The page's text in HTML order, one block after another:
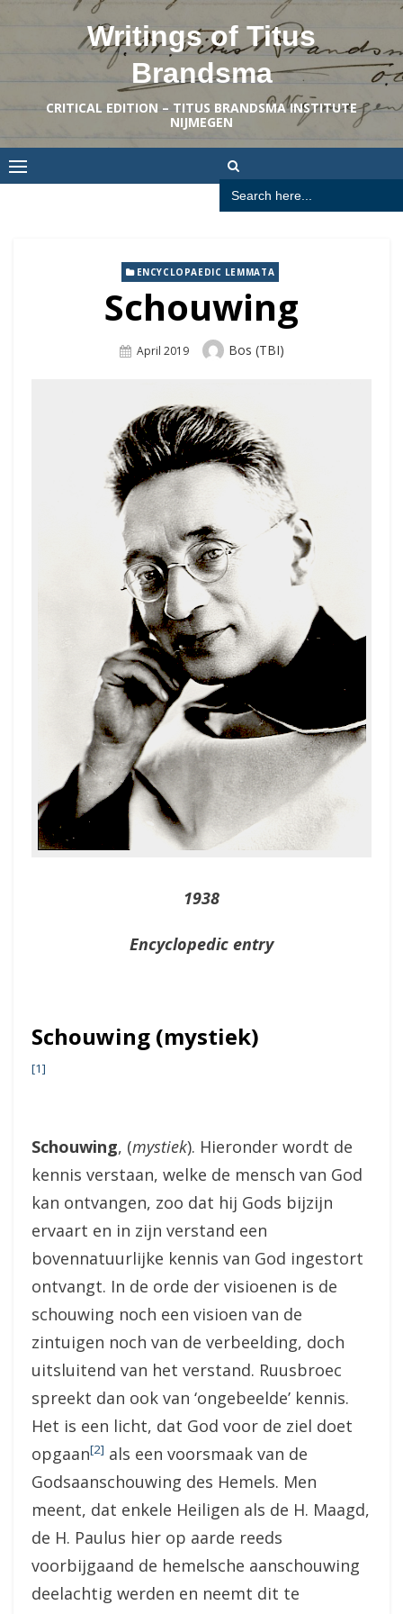
Writings of Titus
Brandsma
CRITICAL EDITION – TITUS BRANDSMA INSTITUTE
NIJMEGEN
Search
for:
ENCYCLOPAEDIC LEMMATA
Schouwing
Posted
April 2019 Author
Bos (TBI)
1938
Encyclopedic entry
Schouwing (mystiek)
[1]
Schouwing, (mystiek). Hieronder wordt de
kennis verstaan, welke de mensch van God
kan ontvangen, zoo dat hij Gods bijzijn
ervaart en in zijn verstand een
bovennatuurlijke kennis van God ingestort
ontvangt. In de orde der visioenen is de
schouwing noch een visioen van de
zintuigen noch van de verbeelding, doch
uitsluitend van het verstand. Ruusbroec
spreekt dan ook van ‘ongebeelde’ kennis.
Het is een licht, dat God voor de ziel doet
opgaan[2] als een voorsmaak van de
Godsaanschouwing des Hemels. Men
meent, dat enkele Heiligen als de H. Maagd,
de H. Paulus hier op aarde reeds
voorbijgaand de hemelsche aanschouwing
deelachtig werden en neemt dit te